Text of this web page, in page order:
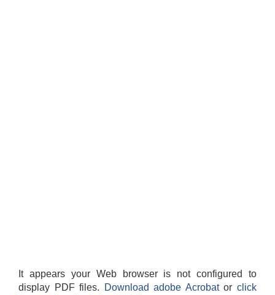
It appears your Web browser is not configured to
display PDF files.
Download adobe Acrobatorclick